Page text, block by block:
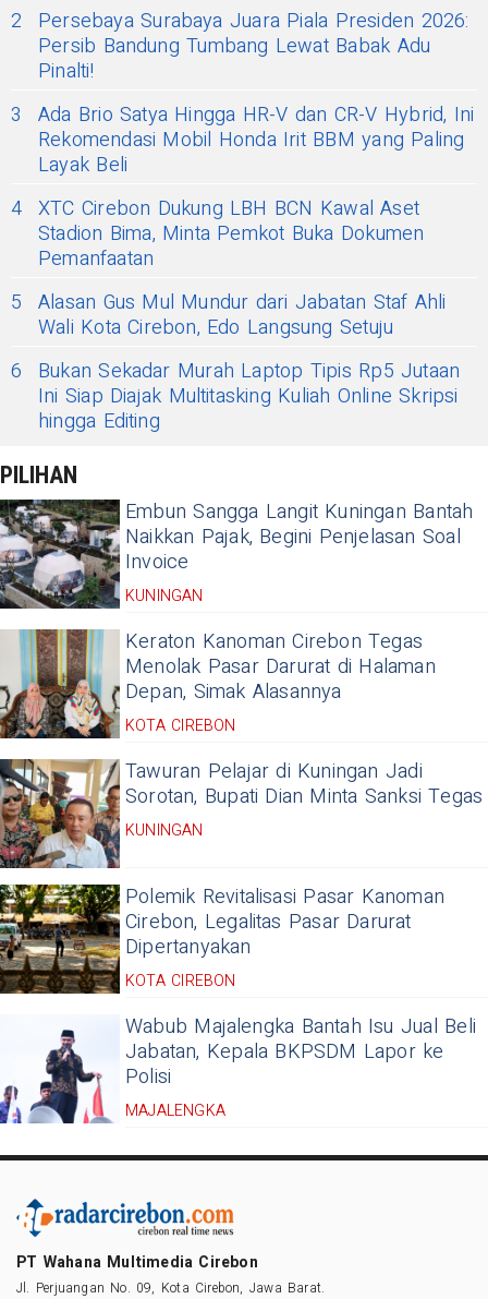
2
Persebaya Surabaya Juara Piala Presiden 2026:
Persib Bandung Tumbang Lewat Babak Adu
Pinalti!
3
Ada Brio Satya Hingga HR-V dan CR-V Hybrid, Ini
Rekomendasi Mobil Honda Irit BBM yang Paling
Layak Beli
4 XTC Cirebon Dukung LBH BCN Kawal Aset
Stadion Bima, Minta Pemkot Buka Dokumen
Pemanfaatan
5 Alasan Gus Mul Mundur dari Jabatan Staf Ahli
Wali Kota Cirebon, Edo Langsung Setuju
6
Bukan Sekadar Murah Laptop Tipis Rp5 Jutaan
Ini Siap Diajak Multitasking Kuliah Online Skripsi
hingga Editing
PILIHAN
Embun Sangga Langit Kuningan Bantah
Naikkan Pajak, Begini Penjelasan Soal
Invoice
KUNINGAN
Keraton Kanoman Cirebon Tegas
Menolak Pasar Darurat di Halaman
Depan, Simak Alasannya
KOTA CIREBON
Tawuran Pelajar di Kuningan Jadi
Sorotan, Bupati Dian Minta Sanksi Tegas
KUNINGAN
Polemik Revitalisasi Pasar Kanoman
Cirebon, Legalitas Pasar Darurat
Dipertanyakan
KOTA CIREBON
Wabub Majalengka Bantah Isu Jual Beli
Jabatan, Kepala BKPSDM Lapor ke
Polisi
MAJALENGKA
PT Wahana Multimedia Cirebon
Jl. Perjuangan No. 09, Kota Cirebon, Jawa Barat.